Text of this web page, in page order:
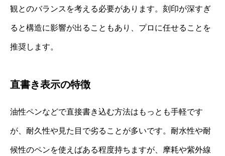
観とのバランスを考える必要があります。刻印が深すぎ
ると構造に影響が出ることもあり、プロに任せることを
推奨します。
直書き表示の特徴
油性ペンなどで直接書き込む方法はもっとも手軽です
が、耐久性や見た目で劣ることが多いです。耐水性や耐
候性のペンを使えばある程度持ちますが、摩耗や紫外線